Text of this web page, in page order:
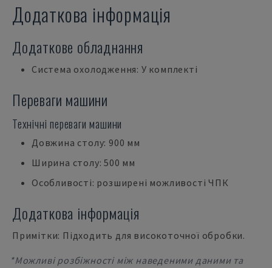
Додаткова інформація
Додаткове обладнання
Система охолодження: У комплекті
Переваги машини
Технічні переваги машини
Довжина столу: 900 мм
Ширина столу: 500 мм
Особливості: розширені можливості ЧПК
Додаткова інформація
Примітки: Підходить для високоточної обробки.
*Можливі розбіжності між наведеними даними та